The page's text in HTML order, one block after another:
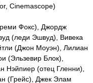
Cinemascope)
Фокс), Джордж
(леди Эшвуд), Вивека
(Джон Моуэн), Лилиан
(Эльзевир Блок),
Нэйпиер (отец Гленни),
(Грейс), Джек Элам